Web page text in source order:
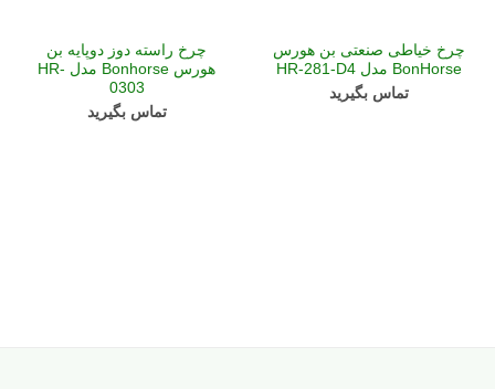
چرخ خیاطی صنعتی بن هورس
BonHorse مدل HR-281-D4
تماس بگیرید
چرخ راسته دوز دوپایه بن
هورس Bonhorse مدل HR-
0303
تماس بگیرید